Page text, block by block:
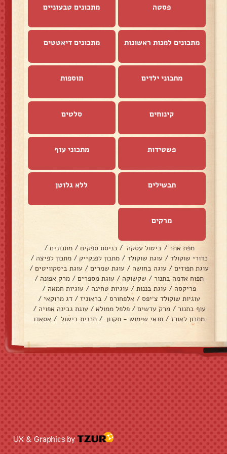
פסטה מתכונים טבעוניים
מתכונים למנות ראשונות מתכונים דיאטטים
מתכוני ילדים תוספות
קינוחים סלטים
פשטידות מתכוני עוף
תבשילים ללא גלוטן
מרקים
מפת אתר / ביטול עסקה / כניסת ספקים / מתכונים /
כדורי שוקולד / עוגת שוקולד / מתכון לפנקייק / מתכון לפיצה /
עוגת תפוזים / עוגה בחושה / עוגת שמרים / עוגת ביסקוויטים /
תפוח אדמה בתנור / שקשוקה / עוגת מספרים / מרק אפונה /
פריקסה / עוגת בננות / עוגיות טחינה / עוגיות חמאה /
עוגיות שוקולד צ׳יפס / אלפחורס / בראוניז / דג מרוקאי /
עוף בתנור / מרק עדשים / פלפל ממולא / עוגת גבינה אפויה /
מתכון לאורז / תנאי שימוש - תקנון / תכנית בישול / אסאדו